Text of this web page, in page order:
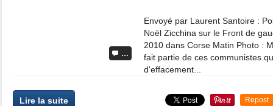
…
Envoyé par Laurent Santoire :
Noël Zicchina sur le Front de
2010 dans Corse Matin Photo :
fait partie de ces communistes
d'effacement...
Lire la suite Repost